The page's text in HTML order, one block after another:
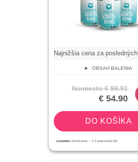
Najnižšia cena za posledných
OBSAH BALENIA
Namiesto € 98.91
€ 54.90
DO KOŠÍKA
ZADARMO Doručenie ~ 1-3 pracovné dni